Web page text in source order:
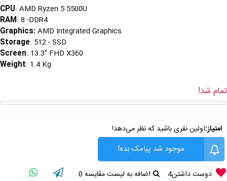
CPU: AMD Ryzen 5 5500U
RAM: 8 -DDR4
Graphics: AMD Integrated Graphics
Storage: 512 - SSD
Screen: 13.3" FHD X360
Weight: 1.4 Kg
تمام شد!
امتیاز:اولین نفری باشید که نظر می‌دهد!
موجود شد پیامک بده!
دوست داشتن4 اضافه به لیست مقایسه 0